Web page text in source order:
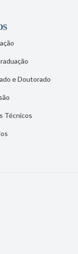
e Doutorado
Técnicos